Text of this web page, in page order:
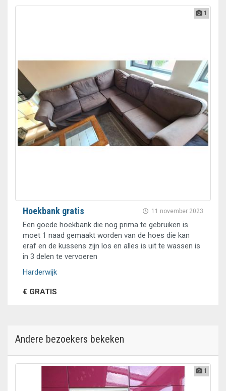
1
11 november 2023
Hoekbank gratis
Een goede hoekbank die nog prima te gebruiken is
moet 1 naad gemaakt worden van de hoes die kan
eraf en de kussens zijn los en alles is uit te wassen is
in 3 delen te vervoeren
Harderwijk
€ GRATIS
Andere bezoekers bekeken
1